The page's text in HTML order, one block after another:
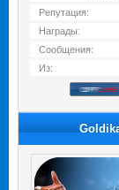
Репутация:
Награды:
Сообщения:
Из: